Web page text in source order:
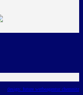
design: future werbeagentur chemnitz